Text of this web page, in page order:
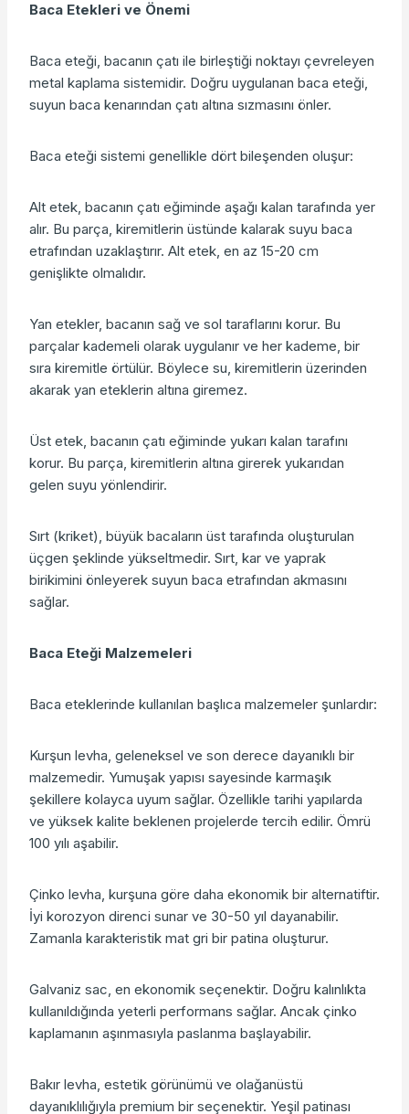
Baca Etekleri ve Önemi
Baca eteği, bacanın çatı ile birleştiği noktayı çevreleyen
metal kaplama sistemidir. Doğru uygulanan baca eteği,
suyun baca kenarından çatı altına sızmasını önler.
Baca eteği sistemi genellikle dört bileşenden oluşur:
Alt etek, bacanın çatı eğiminde aşağı kalan tarafında yer
alır. Bu parça, kiremitlerin üstünde kalarak suyu baca
etrafından uzaklaştırır. Alt etek, en az 15-20 cm
genişlikte olmalıdır.
Yan etekler, bacanın sağ ve sol taraflarını korur. Bu
parçalar kademeli olarak uygulanır ve her kademe, bir
sıra kiremitle örtülür. Böylece su, kiremitlerin üzerinden
akarak yan eteklerin altına giremez.
Üst etek, bacanın çatı eğiminde yukarı kalan tarafını
korur. Bu parça, kiremitlerin altına girerek yukarıdan
gelen suyu yönlendirir.
Sırt (kriket), büyük bacaların üst tarafında oluşturulan
üçgen şeklinde yükseltmedir. Sırt, kar ve yaprak
birikimini önleyerek suyun baca etrafından akmasını
sağlar.
Baca Eteği Malzemeleri
Baca eteklerinde kullanılan başlıca malzemeler şunlardır:
Kurşun levha, geleneksel ve son derece dayanıklı bir
malzemedir. Yumuşak yapısı sayesinde karmaşık
şekillere kolayca uyum sağlar. Özellikle tarihi yapılarda
ve yüksek kalite beklenen projelerde tercih edilir. Ömrü
100 yılı aşabilir.
Çinko levha, kurşuna göre daha ekonomik bir alternatiftir.
İyi korozyon direnci sunar ve 30-50 yıl dayanabilir.
Zamanla karakteristik mat gri bir patina oluşturur.
Galvaniz sac, en ekonomik seçenektir. Doğru kalınlıkta
kullanıldığında yeterli performans sağlar. Ancak çinko
kaplamanın aşınmasıyla paslanma başlayabilir.
Bakır levha, estetik görünümü ve olağanüstü
dayanıklılığıyla premium bir seçenektir. Yeşil patinası